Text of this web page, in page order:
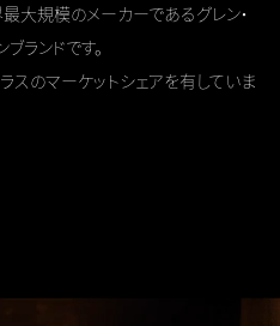
大規模のメーカーであるグレン・
ランドです。
スのマーケットシェアを有していま